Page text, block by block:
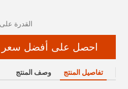
القدرة على العرض:
احصل على أفضل سعر
تفاصيل المنتج وصف المنتج